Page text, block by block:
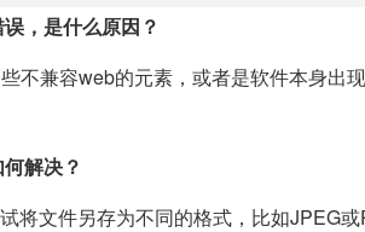
，是什么原因？
不兼容web的元素，或者是软件本身出
解决？
将文件另存为不同的格式，比如JPEG